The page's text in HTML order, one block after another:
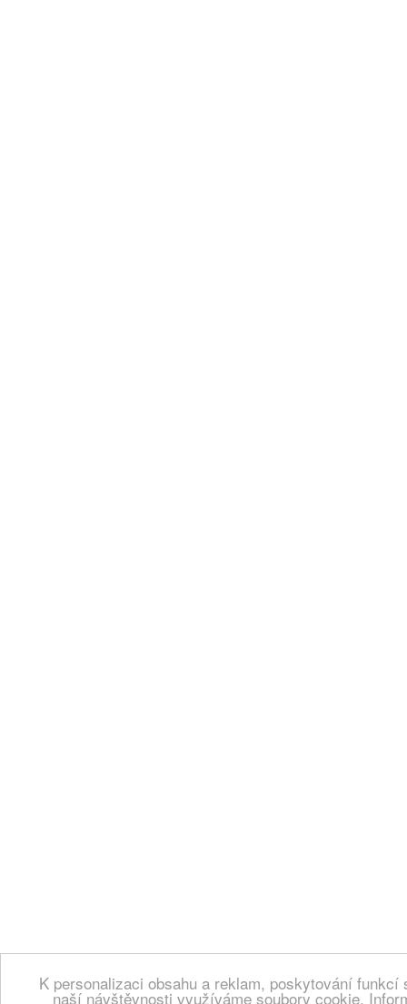
K personalizaci obsahu a reklam, poskytování
naší návštěvnosti využíváme soubory cookie.